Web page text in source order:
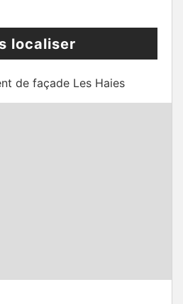
localiser
de façade Les Haies